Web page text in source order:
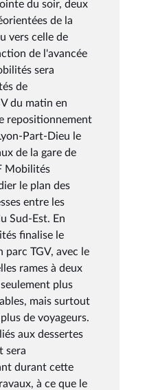
du soir, deux
de la
vers celle de
de l'avancée
sera
de
du matin en
repositionnement
Part-Dieu le
de la gare de
Mobilités
le plan des
entre les
Sud-Est. En
finalise le
parc TGV, avec le
rames à deux
plus
mais surtout
de voyageurs.
aux dessertes
sera
durant cette
à ce que le